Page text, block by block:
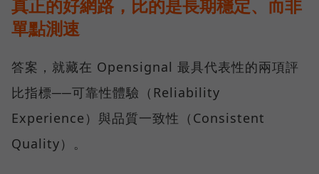
真正的好網路，比的是長期穩定、而非
單點測速
答案，就藏在 Opensignal 最具代表性的兩項評
比指標──可靠性體驗（Reliability
Experience）與品質一致性（Consistent
Quality）。